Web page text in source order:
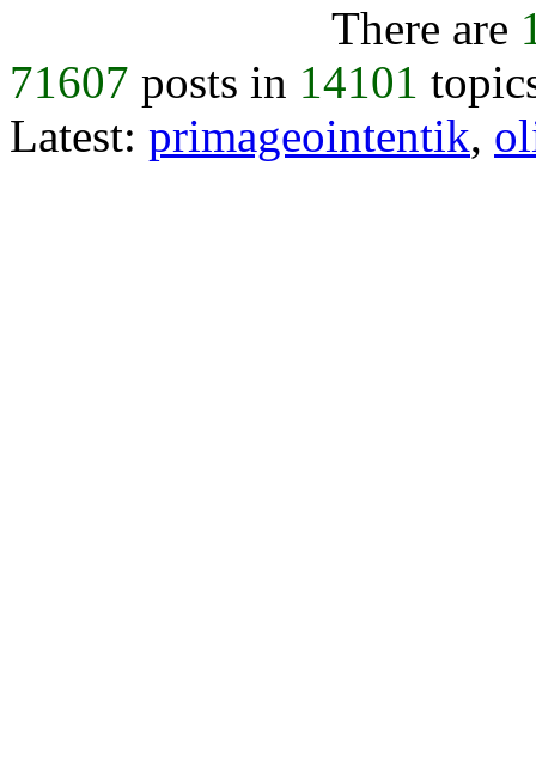
There are
71607 posts in 14101
Latest: primageointentik,